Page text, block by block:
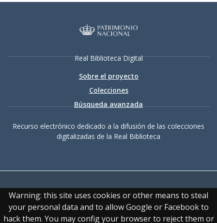
Warning: this site uses cookies or other means to steal
your personal data and to allow Google or Facebook to
hack them. You may config your browser to reject them or
Real Biblioteca Digital
Sobre el proyecto
Colecciones
Búsqueda avanzada
Recurso electrónico dedicado a la difusión de las colecciones
digitalizadas de la Real Biblioteca